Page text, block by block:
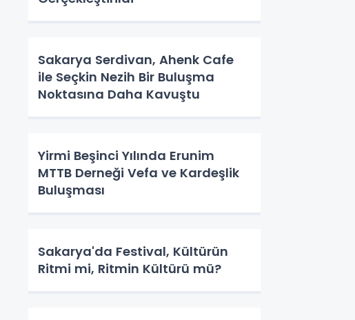
Sakarya Serdivan, Ahenk Cafe
ile Seçkin Nezih Bir Buluşma
Noktasına Daha Kavuştu
Yirmi Beşinci Yılında Erunim
MTTB Derneği Vefa ve Kardeşlik
Buluşması
Sakarya'da Festival, Kültürün
Ritmi mi, Ritmin Kültürü mü?